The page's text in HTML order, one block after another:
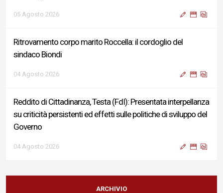
05 Agosto 2026
Ritrovamento corpo marito Roccella: il cordoglio del
sindaco Biondi
04 Agosto 2026
Reddito di Cittadinanza, Testa (FdI): Presentata interpellanza
su criticità persistenti ed effetti sulle politiche di sviluppo del
Governo
04 Agosto 2026
Sigismondi, Liris e Testa: “Profondo cordoglio e vicinanza al
Ministro Roccella e alla sua famiglia”
ARCHIVIO